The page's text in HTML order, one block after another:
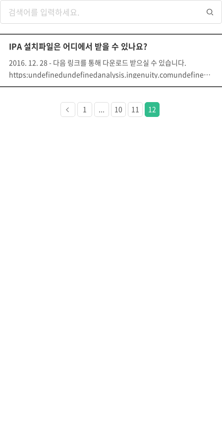
IPA 설치파일은 어디에서 받을 수 있나요?
2016. 12. 28 - 다음 링크를 통해 다운로드 받으실 수 있습니다.
이전
1 ... 10 11 12